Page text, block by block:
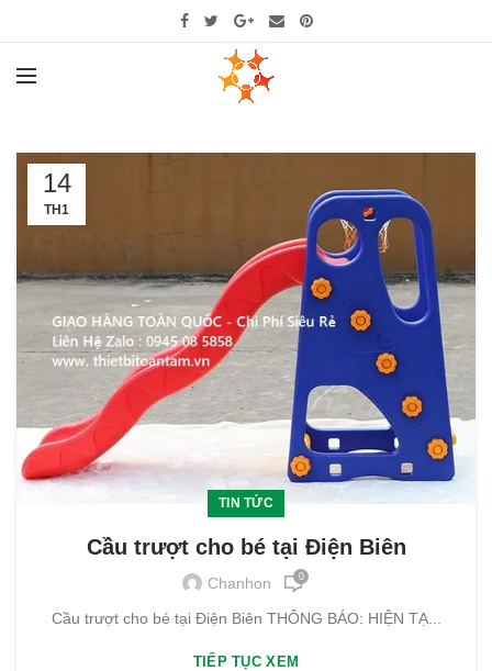
14
TH1
TIN TỨC
Cầu trượt cho bé tại Điện Biên
Chanhon 0
Cầu trượt cho bé tại Điện Biên THÔNG BÁO: HIỆN TẠ...
TIẾP TỤC XEM